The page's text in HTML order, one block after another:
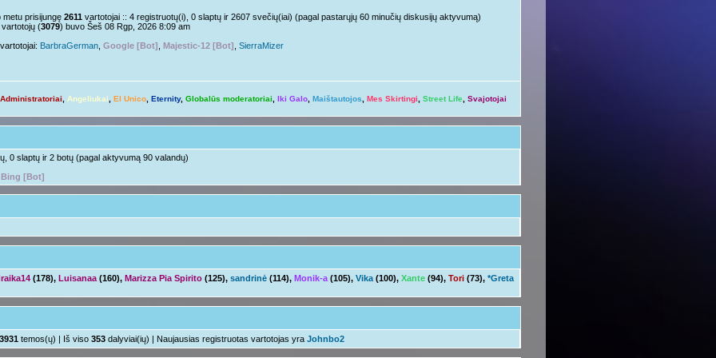
» Nelabai..
o tu? Juk irgi
»
»ačiū ačiū ir jus
»Ir tave
Su naujais mokslo metais
aha
metu prisijungę 2611 vartotojai :: 4 registruotų(i), 0 slaptų ir 2607 svečių(iai) (pagal pastarųjų 60 minučių diskusijų aktyvumą)
vartotojų (3079) buvo Šeš 08 Rgp, 2026 8:09 am
BarbraGerman Google [Bot] Majestic-12 [Bot] SierraMizer
Administratoriai Angeliukai El Unico Eternity, Globalūs moderatoriai Iki Galo Maištautojos Mes Skirtingi Street Life Svajotojai
0 slaptų ir 2 botų (pagal aktyvumą 90 valandų)
Bing [Bot]
(178), Luisanaa (160), Marizza Pia Spirito (125), sandrinė (114), Monik-a (105), Vika (100), Xante (94), Tori (73), *Greta
temos(ų) | Iš viso 353 dalyviai(ių) | Naujausias registruotas vartotojas yra Johnbo2